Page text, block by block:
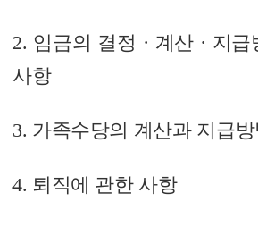
2. 임금의 결정 · 계산 · 지
사항
3. 가족수당의 계산과 지급
4. 퇴직에 관한 사항